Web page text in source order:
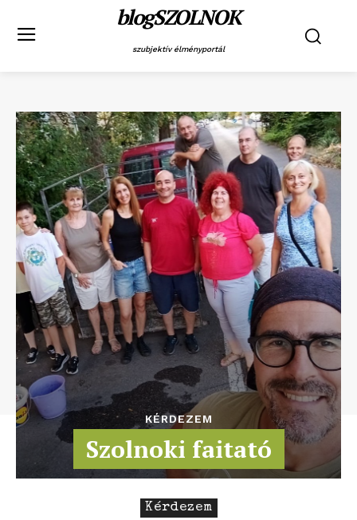
blogSZOLNOK
szubjektív élményportál
KÉRDEZEM
Szolnoki faitató
Kérdezem